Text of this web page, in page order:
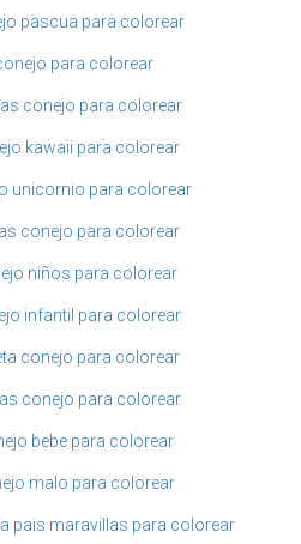
pascua para colorear
para colorear
conejo para colorear
kawaii para colorear
unicornio para colorear
conejo para colorear
niños para colorear
infantil para colorear
conejo para colorear
conejo para colorear
bebe para colorear
malo para colorear
pais maravillas para colorear